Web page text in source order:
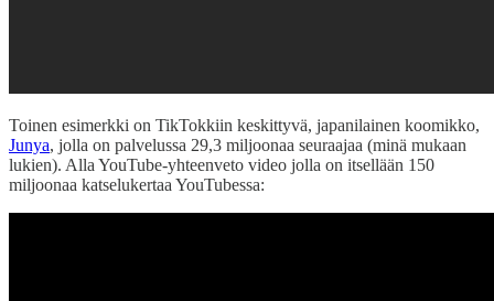
Toinen esimerkki on TikTokkiin keskittyvä, japanilainen koomikko,
Junya, jolla on palvelussa 29,3 miljoonaa seuraajaa (minä mukaan
lukien). Alla YouTube-yhteenveto video jolla on itsellään 150
miljoonaa katselukertaa YouTubessa: